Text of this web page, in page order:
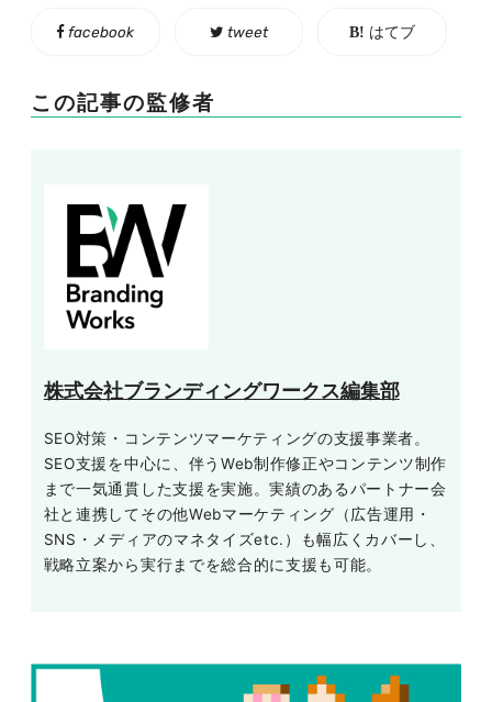
facebook tweet はてブ
この記事の監修者
株式会社ブランディングワークス編集部
SEO対策・コンテンツマーケティングの支援事業者。
SEO支援を中心に、伴うWeb制作修正やコンテンツ制作
まで一気通貫した支援を実施。実績のあるパートナー会
社と連携してその他Webマーケティング（広告運用・
SNS・メディアのマネタイズetc.）も幅広くカバーし、
戦略立案から実行までを総合的に支援も可能。